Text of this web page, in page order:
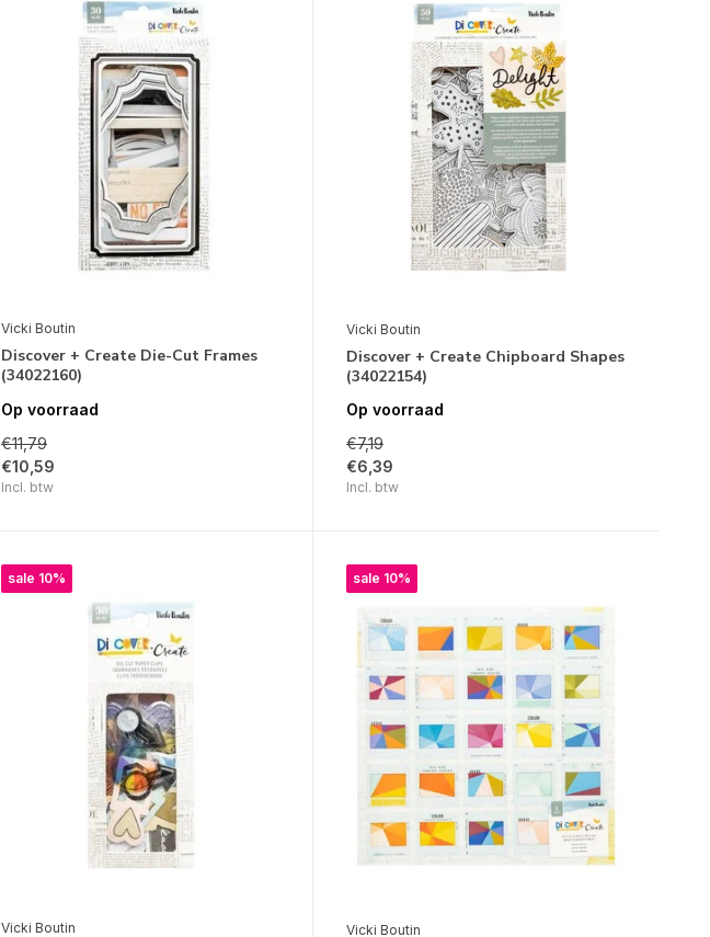
Vicki Boutin
Discover + Create Die-Cut Frames
(34022160)
Op voorraad
€11,79
€10,59
Incl. btw
Vicki Boutin
Discover + Create Chipboard Shapes
(34022154)
Op voorraad
€7,19
€6,39
Incl. btw
sale 10%
Vicki Boutin
sale 10%
Vicki Boutin